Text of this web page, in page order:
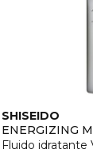
SHISEIDO
ENERGIZING
Fluido idratante